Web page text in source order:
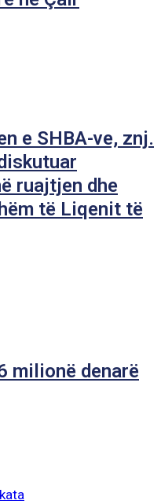
e SHBA-ve, znj.
ruajtjen dhe
të Liqenit të
milionë denarë